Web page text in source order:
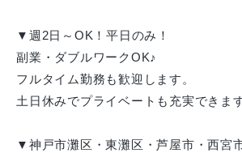
▼週2日～OK！平日のみ！
副業・ダブルワークOK♪
フルタイム勤務も歓迎します。
土日休みでプライベートも充実できます
▼神戸市灘区・東灘区・芦屋市・西宮